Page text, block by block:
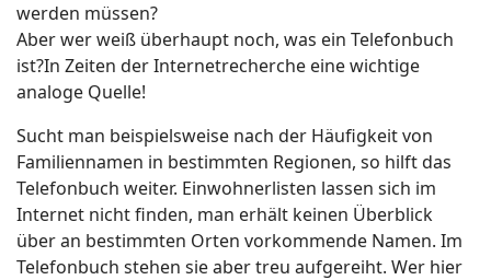
werden müssen?
Aber wer weiß überhaupt noch, was ein Telefonbuch
ist?In Zeiten der Internetrecherche eine wichtige
analoge Quelle!
Sucht man beispielsweise nach der Häufigkeit von
Familiennamen in bestimmten Regionen, so hilft das
Telefonbuch weiter. Einwohnerlisten lassen sich im
Internet nicht finden, man erhält keinen Überblick
über an bestimmten Orten vorkommende Namen. Im
Telefonbuch stehen sie aber treu aufgereiht. Wer hier